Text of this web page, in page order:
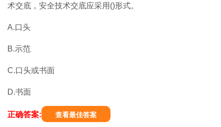
术交底，安全技术交底应采用()形式。
A.口头
B.示范
C.口头或书面
D.书面
正确答案: 查看最佳答案